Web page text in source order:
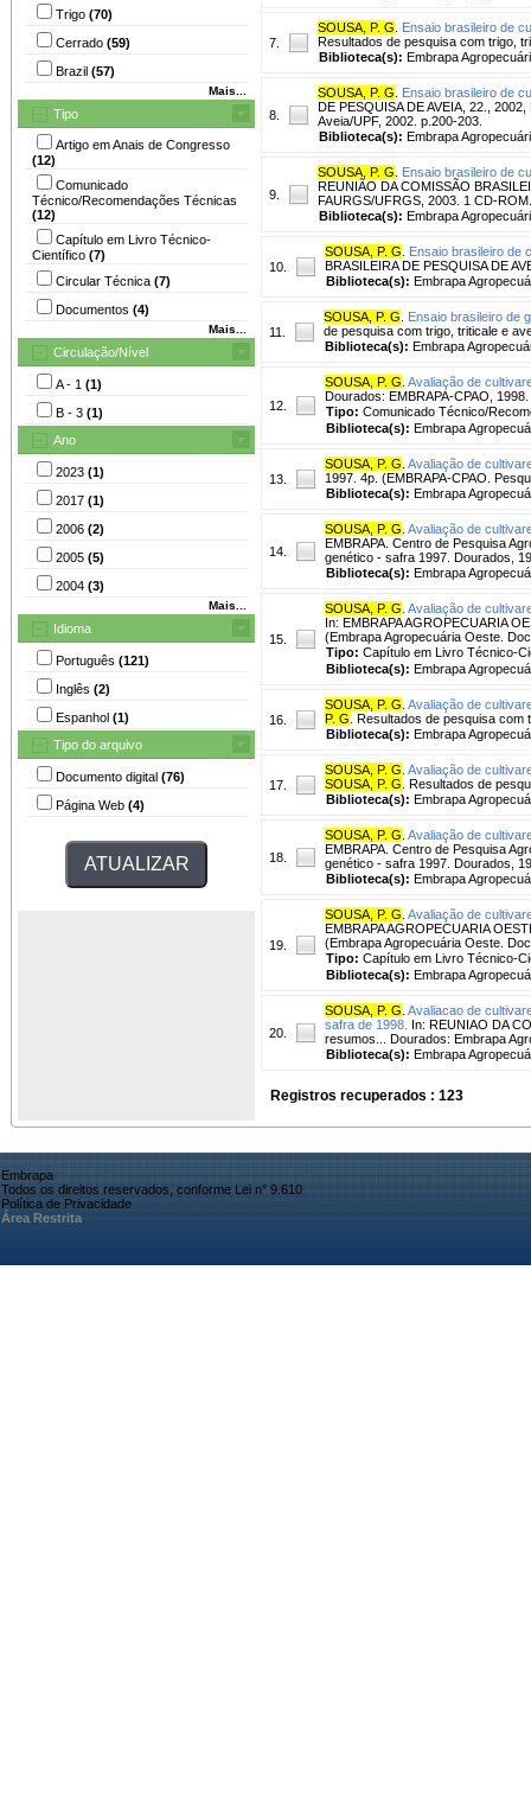
Trigo (70)
Cerrado (59)
Brazil (57)
Mais...
Tipo
Artigo em Anais de Congresso
(12)
Comunicado
Técnico/Recomendações Técnicas
(12)
Capítulo em Livro Técnico-
Científico (7)
Circular Técnica (7)
Documentos (4)
Mais...
Circulação/Nível
A - 1 (1)
B - 3 (1)
Ano
2023 (1)
2017 (1)
2006 (2)
2005 (5)
2004 (3)
Mais...
Idioma
Português (121)
Inglês (2)
Espanhol (1)
Tipo do arquivo
Documento digital (76)
Página Web (4)
7.
SOUSA, P. G
Ensaio brasileiro de
Resultados de pesquisa com trigo,
Biblioteca(s): Embrapa
8.
SOUSA, P. G
Ensaio brasileiro de
DE PESQUISA DE AVEIA, 22.,
Aveia/UPF, 2002. p.200-203.
Biblioteca(s): Embrapa
9.
SOUSA, P. G
Ensaio brasileiro de
REUNIÃO DA COMISSÃO
FAURGS/UFRGS, 2003. 1 CD-ROM.
Biblioteca(s): Embrapa
10.
SOUSA, P. G
Ensaio brasileiro de
BRASILEIRA DE PESQUISA DE
Biblioteca(s): Embrapa
11.
SOUSA, P. G
Ensaio brasileiro de
de pesquisa com trigo, triticale e
Biblioteca(s): Embrapa
12.
SOUSA, P. G Avaliação de
Dourados: EMBRAPA-CPAO,
Tipo: Comunicado Técnico/
Biblioteca(s): Embrapa
13.
SOUSA, P. G Avaliação de
1997. 4p. (EMBRAPA-CPAO.
Biblioteca(s): Embrapa
14.
SOUSA, P. G Avaliação de
EMBRAPA. Centro de Pesquisa
genético - safra 1997. Dourados,
Biblioteca(s): Embrapa
15.
SOUSA, P. G Avaliação de
In: EMBRAPA AGROPECUARIA
(Embrapa Agropecuária Oeste.
Tipo: Capítulo em Livro Técnico-
Biblioteca(s): Embrapa
16.
SOUSA, P. G Avaliação de
P. G . Resultados de pesquisa
Biblioteca(s): Embrapa
17.
SOUSA, P. G Avaliação de
SOUSA, P. G . Resultados de
Biblioteca(s): Embrapa
18.
SOUSA, P. G Avaliação de
EMBRAPA. Centro de Pesquisa
genético - safra 1997. Dourados,
Biblioteca(s): Embrapa
19.
SOUSA, P. G Avaliação de
EMBRAPA AGROPECUARIA
(Embrapa Agropecuária Oeste.
Tipo: Capítulo em Livro Técnico-
Biblioteca(s): Embrapa
20.
SOUSA, P. G Avaliacao de
safra de 1998. In: REUNIAO DA
resumos... Dourados: Embrapa
Biblioteca(s): Embrapa
Registros recuperados : 123
Embrapa
Todos os direitos reservados, conforme Lei n° 9.610
Política de Privacidade
Área Restrita